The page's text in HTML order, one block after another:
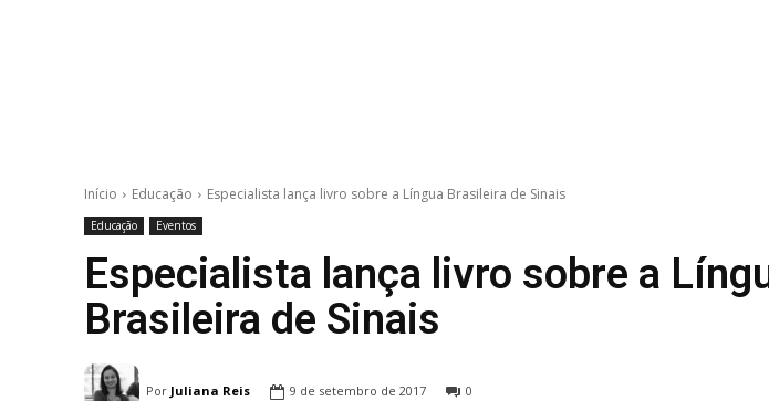
Início Educação Especialista lança livro sobre a Língua Brasileira de Sinais
Educação Eventos
Especialista lança livro sobre a
Brasileira de Sinais
Por Juliana Reis 9 de setembro de 2017 0